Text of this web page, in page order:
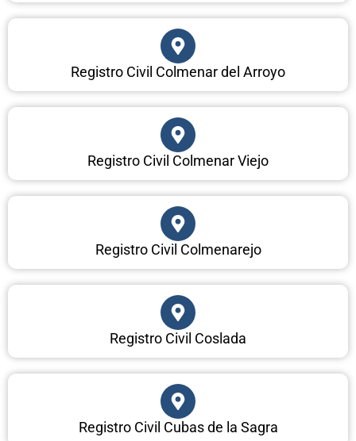
Registro Civil Colmenar del Arroyo
Registro Civil Colmenar Viejo
Registro Civil Colmenarejo
Registro Civil Coslada
Registro Civil Cubas de la Sagra